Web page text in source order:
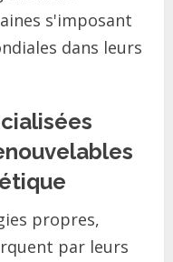
s'imposant
dans leurs
propres,
par leurs